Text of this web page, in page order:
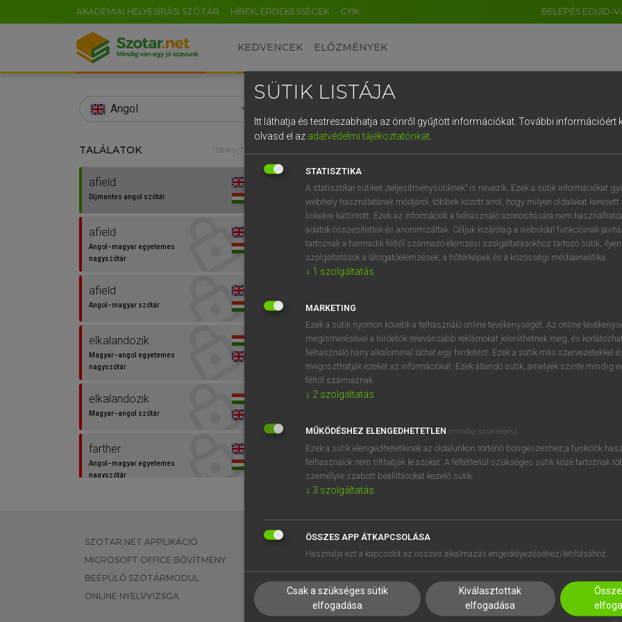
AKADÉMIAI HELYESÍRÁSI SZÓTÁR HÍREK, ÉRDEKESSÉGEK GYIK BELÉPÉS EDUID-
KEDVENCEK ELŐZMÉNYEK
Angol
TALÁLATOK 108 ms (7 db)
afield
Díjmentes angol szótár
afield
Angol−magyar egyetemes
nagyszótár
afield
Angol−magyar szótár
elkalandozik
Magyar−angol egyetemes
nagyszótár
elkalandozik
Magyar−angol szótár
farther
Angol−magyar egyetemes
nagyszótár
Díjmentes angol szótár
hsz
távol
mezőn
szabadban
⚲ afield keresése szótárainkban
SZOTAR.NET APPLIKÁCIÓ
MICROSOFT OFFICE BŐVÍTMÉNY
BEÉPÜLŐ SZÓTÁRMODUL
ONLINE NYELVVIZSGA
EGYÉNI FELHASZNÁLÓKNAK
TANULÓKNAK
VÁLLALATI MEGOLDÁSOK
SÚGÓ
RÓLUNK
SÜTI BEÁLLÍTÁSOK
SÜTIK LISTÁJA
Itt láthatja és testreszabhatja az önről gyűjtött információkat. További információért
olvasd el az adatvédelmi tájékoztatónkat.
STATISZTIKA
A statisztikai sütiket „teljesítménysütiknek” is nevezik. Ezek a sütik információkat
webhely használatának módjáról, többek között arról, hogy milyen oldalakat keresett
linkekre kattintott. Ezek az információk a felhasználó azonosítására nem
adatok összesítettek és anonimizáltak. Céljuk kizárólag a weboldal funkcióinak
tartoznak a harmadik féltől származó elemzési szolgáltatásokhoz tartozó sütik;
szolgáltatások a látogatóelemzések, a hőtérképek és a közösségi médiaanalitika.
↓ 1 szolgáltatás
MARKETING
Ezek a sütik nyomon követik a felhasználó online tevékenységét. Az online
megismerésével a hirdetők relevánsabb reklámokat jeleníthetnek meg, és
felhasználó hány alkalommal láthat egy hirdetést. Ezek a sütik más szervezetekkel
megoszthatják ezeket az információkat. Ezek állandó sütik, amelyek szinte mindig
féltől származnak.
↓ 2 szolgáltatás
MŰKÖDÉSHEZ ELENGEDHETETLEN (mindig szükséges)
Ezek a sütik elengedhetetlenek az oldalunkon történő böngészéshez,a funkciók
felhasználók nem tilthatják le azokat. A feltétlenül szükséges sütik közé tartoznak
személyre szabott beállításokat kezelő sütik.
↓ 3 szolgáltatás
ÖSSZES APP ÁTKAPCSOLÁSA
Használja ezt a kapcsolót az összes alkalmazás engedélyezéséhez/letiltásához.
Csak a szükséges sütik
elfogadása
Kiválasztottak
elfogadása
EN HU DE CN FR ES IT NL
0 1 2 3 4 5 6 7 8 9
q w e r t z u i
a s d f g h j k l é
í y x c v b n m , .